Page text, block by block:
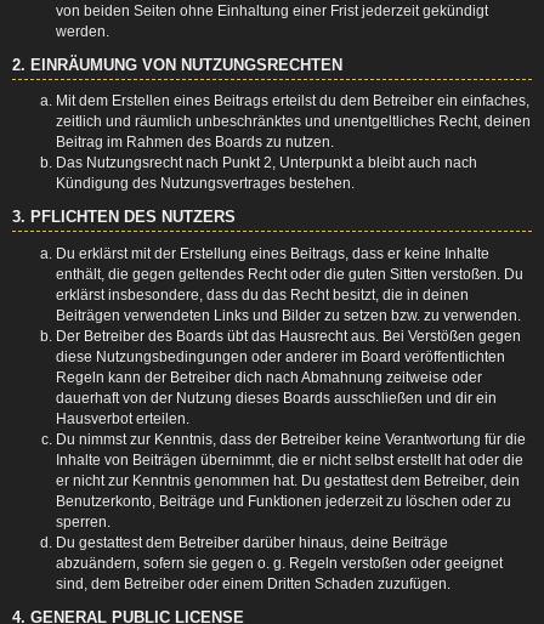
von beiden Seiten ohne Einhaltung einer Frist jederzeit gekündigt
werden.
2. EINRÄUMUNG VON NUTZUNGSRECHTEN
Mit dem Erstellen eines Beitrags erteilst du dem Betreiber ein einfaches,
zeitlich und räumlich unbeschränktes und unentgeltliches Recht, deinen
Beitrag im Rahmen des Boards zu nutzen.
Das Nutzungsrecht nach Punkt 2, Unterpunkt a bleibt auch nach
Kündigung des Nutzungsvertrages bestehen.
3. PFLICHTEN DES NUTZERS
Du erklärst mit der Erstellung eines Beitrags, dass er keine Inhalte
enthält, die gegen geltendes Recht oder die guten Sitten verstoßen. Du
erklärst insbesondere, dass du das Recht besitzt, die in deinen
Beiträgen verwendeten Links und Bilder zu setzen bzw. zu verwenden.
Der Betreiber des Boards übt das Hausrecht aus. Bei Verstößen gegen
diese Nutzungsbedingungen oder anderer im Board veröffentlichten
Regeln kann der Betreiber dich nach Abmahnung zeitweise oder
dauerhaft von der Nutzung dieses Boards ausschließen und dir ein
Hausverbot erteilen.
Du nimmst zur Kenntnis, dass der Betreiber keine Verantwortung für die
Inhalte von Beiträgen übernimmt, die er nicht selbst erstellt hat oder die
er nicht zur Kenntnis genommen hat. Du gestattest dem Betreiber, dein
Benutzerkonto, Beiträge und Funktionen jederzeit zu löschen oder zu
sperren.
Du gestattest dem Betreiber darüber hinaus, deine Beiträge
abzuändern, sofern sie gegen o. g. Regeln verstoßen oder geeignet
sind, dem Betreiber oder einem Dritten Schaden zuzufügen.
4. GENERAL PUBLIC LICENSE